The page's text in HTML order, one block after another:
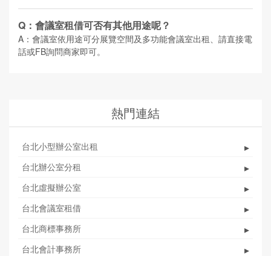
Q：會議室租借可否有其他用途呢？
A：會議室依用途可分展覽空間及多功能會議室出租、請直接電
話或FB詢問商家即可。
熱門連結
台北小型辦公室出租 ▸
台北辦公室分租 ▸
台北虛擬辦公室 ▸
台北會議室租借 ▸
台北商標事務所 ▸
台北會計事務所 ▸